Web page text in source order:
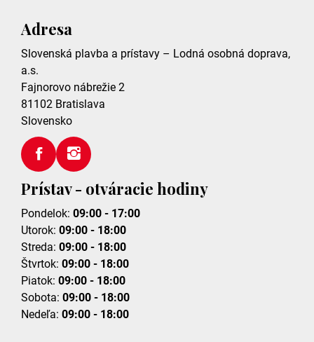
Adresa
Slovenská plavba a prístavy – Lodná osobná doprava,
a.s.
Fajnorovo nábrežie 2
81102 Bratislava
Slovensko
Prístav - otváracie hodiny
Pondelok: 09:00 - 17:00
Utorok: 09:00 - 18:00
Streda: 09:00 - 18:00
Štvrtok: 09:00 - 18:00
Piatok: 09:00 - 18:00
Sobota: 09:00 - 18:00
Nedeľa: 09:00 - 18:00